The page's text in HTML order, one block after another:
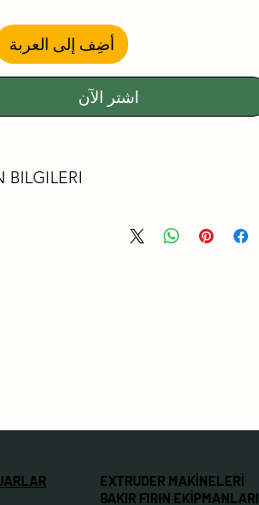
أضِف إلى العربة
اشترِ الآن
BILGILERI
FSC® SERTİFİKALI
DAYANIKLIEXTRUDER MAKİNELERİ
BAKIR FIRIN EKİPMANLARI